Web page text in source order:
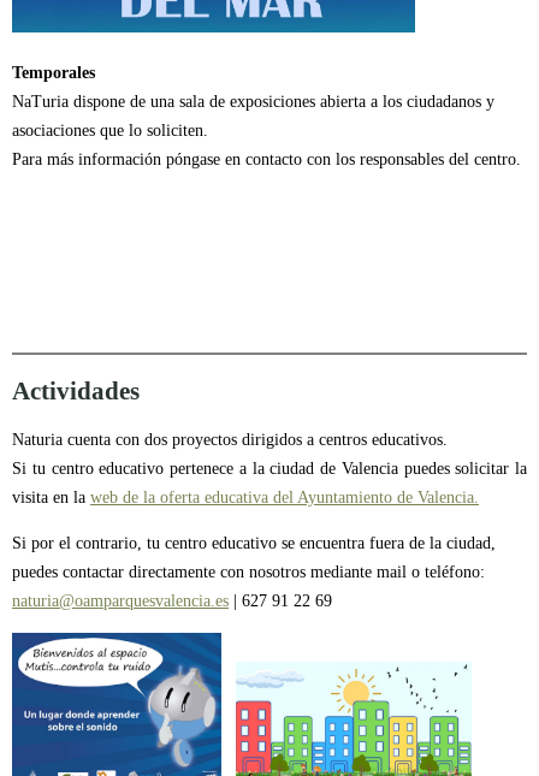
Temporales
NaTuria dispone de una sala de exposiciones abierta a los ciudadanos y
asociaciones que lo soliciten.
Para más información póngase en contacto con los responsables del centro.
Actividades
Naturia cuenta con dos proyectos dirigidos a centros educativos.
Si tu centro educativo pertenece a la ciudad de Valencia puedes solicitar la
visita en la web de la oferta educativa del Ayuntamiento de Valencia.
Si por el contrario, tu centro educativo se encuentra fuera de la ciudad,
puedes contactar directamente con nosotros mediante mail o teléfono:
naturia@oamparquesvalencia.es | 627 91 22 69